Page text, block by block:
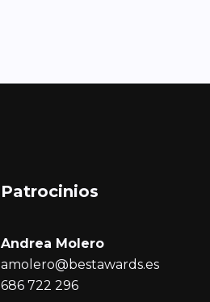
Patrocinios
Andrea Molero
amolero@bestawards.es
686 722 296